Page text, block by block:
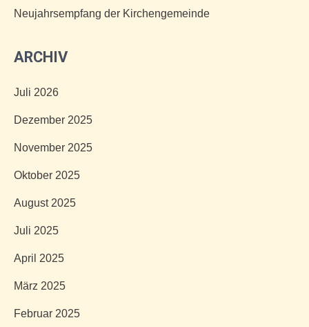
Neujahrsempfang der Kirchengemeinde
ARCHIV
Juli 2026
Dezember 2025
November 2025
Oktober 2025
August 2025
Juli 2025
April 2025
März 2025
Februar 2025